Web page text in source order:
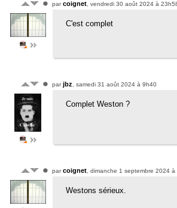
parcoignet , vendredi 30 août 2024 à
C'est complet
parjbz , samedi 31 août 2024 à 9h40
Complet Weston ?
parcoignet , dimanche 1 septembre 2024 à
Westons sérieux.